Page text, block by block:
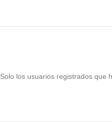
Solo los usuarios registrados que